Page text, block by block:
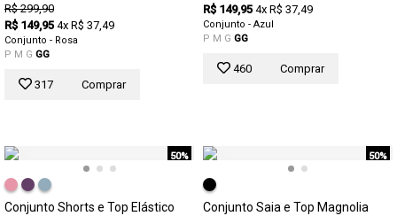
R$ 299,90
R$ 149,95 4x R$ 37,49
Conjunto - Rosa
P M G GG
317 Comprar
R$ 149,95 4x R$ 37,49
Conjunto - Azul
P M G GG
460 Comprar
50%
Conjunto Shorts e Top Elástico
50%
Conjunto Saia e Top Magnolia